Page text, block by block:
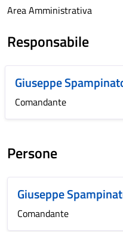
Area Amministrativa
Responsabile
Giuseppe
Comandante
Persone
Giuseppe
Comandante